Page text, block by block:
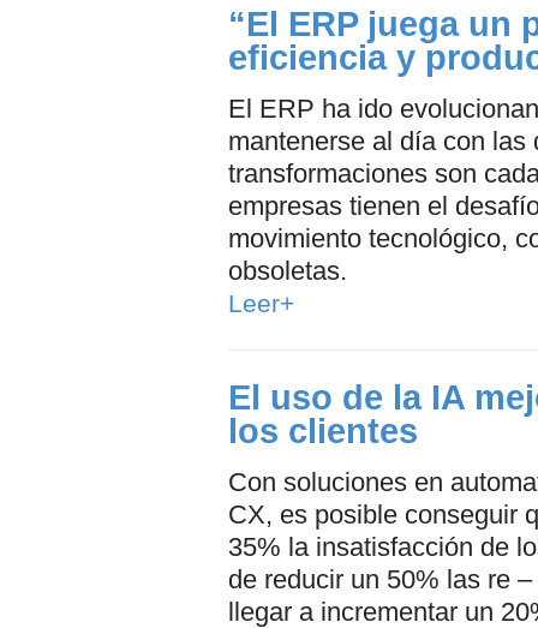
“El ERP juega un
eficiencia y
El ERP ha ido
mantenerse al día con las
transformaciones son
empresas tienen el
movimiento tecnológico,
obsoletas.
Leer+
El uso de la IA
los clientes
Con soluciones en
CX, es posible conseguir
35% la insatisfacción de
de reducir un 50% las re
llegar a incrementar un